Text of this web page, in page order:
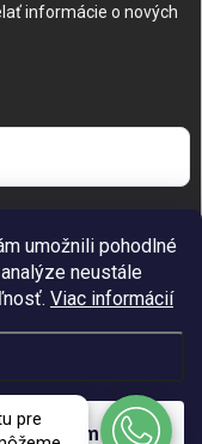
umožnili pohodlné
neustále
Viac informácií
Súhlasím
informácie o nových
vyhradené.Upraviť
pre